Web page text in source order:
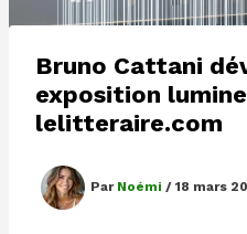
Bruno Cattani
exposition
lelitteraire.com
Par Noémi / 18 mars